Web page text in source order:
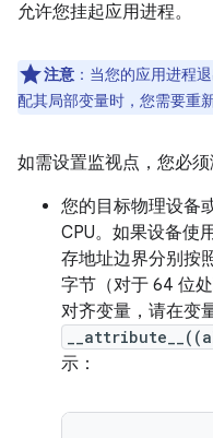
允许您挂起应用进程。
注意 ：当您的应用进程
配其局部变量时，您需要重
如需设置监视点，您必须
您的目标物理设备
CPU。如果设备使
存地址边界分别按
字节（对于 64 位
对齐变量，请在变
示：